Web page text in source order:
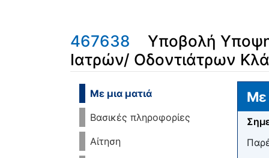
467638
Υποβολή
Ιατρών/ Οδοντιάτρων
Μετάβαση σε: πλοήγηση
Με μια ματιά
Βασικές πληροφορίες
Αίτηση
Με